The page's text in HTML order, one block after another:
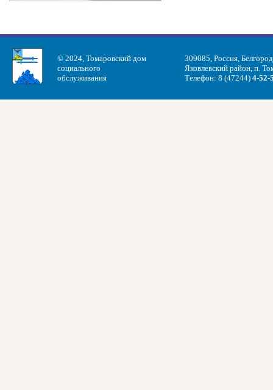
© 2024, Томаровский дом
социального
обслуживания
309085, Россия,
Яковлевский район, п.
Телефон: 8 (47244) 4-52-